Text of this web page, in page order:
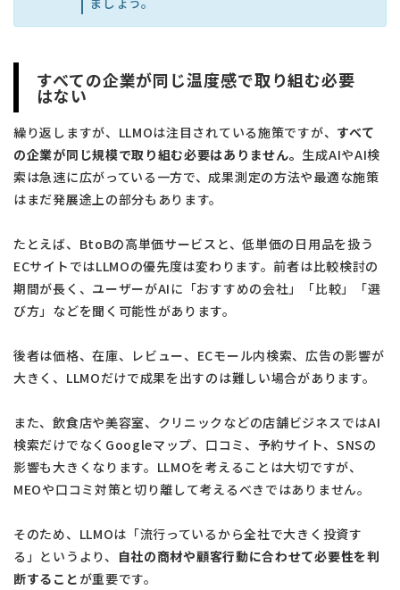
すべての企業が同じ温度感で取り組む必要
はない
繰り返しますが、LLMOは注目されている施策ですが、 すべて
の企業が同じ規模で取り組む必要はありません。 生成AIやAI検
索は急速に広がっている一方で、成果測定の方法や最適な施策
はまだ発展途上の部分もあります。
たとえば、BtoBの高単価サービスと、低単価の日用品を扱う
ECサイトではLLMOの優先度は変わります。前者は比較検討の
期間が長く、ユーザーがAIに「おすすめの会社」「比較」「選
び方」などを聞く可能性があります。
後者は価格、在庫、レビュー、ECモール内検索、広告の影響が
大きく、LLMOだけで成果を出すのは難しい場合があります。
また、飲食店や美容室、クリニックなどの店舗ビジネスではAI
検索だけでなくGoogleマップ、口コミ、予約サイト、SNSの
影響も大きくなります。LLMOを考えることは大切ですが、
MEOや口コミ対策と切り離して考えるべきではありません。
そのため、LLMOは「流行っているから全社で大きく投資す
る」というより、
自社の商材や顧客行動に合わせて必要性を判
断することが重要です。